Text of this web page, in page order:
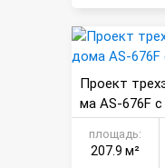
Проект
ма AS-676F
площадь:
207.9 м²